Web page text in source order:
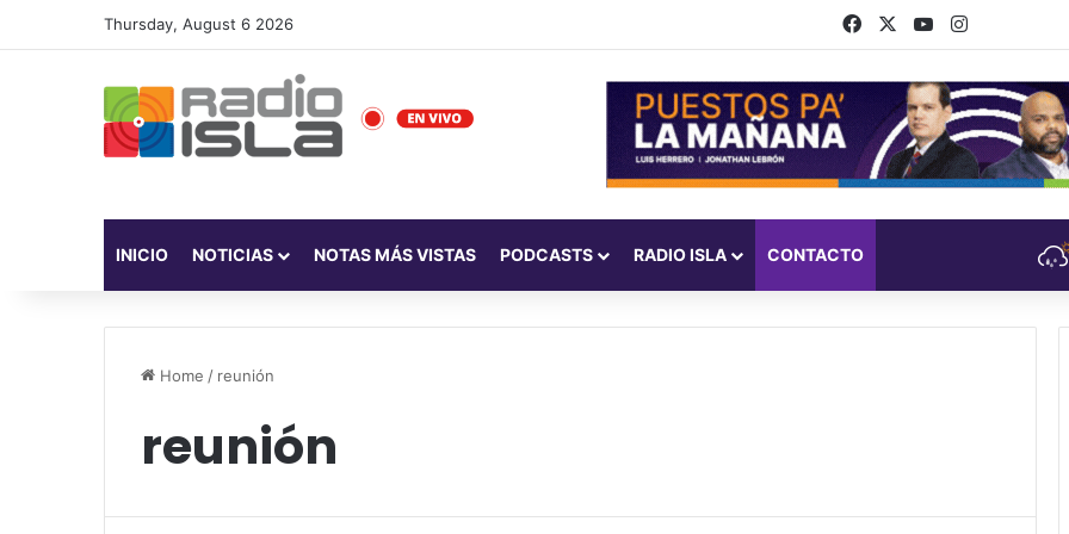
Thursday, August 6 2026 FacebookYouTubeInstagram
INICIO NOTICIAS NOTAS MÁS VISTAS PODCASTS RADIO ISLA CONTACTO
Home / reunión
reunión